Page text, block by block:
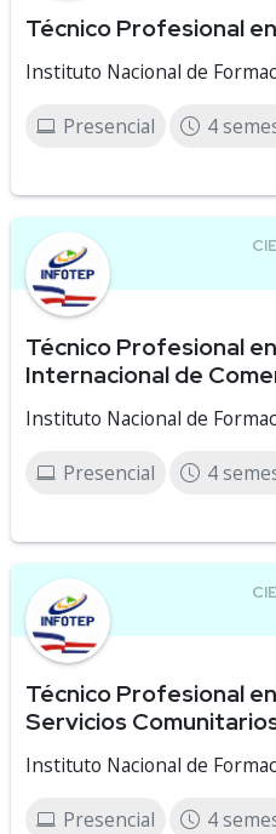
Técnico Profesional
Instituto Nacional de
Presencial 4
Técnico Profesional
Internacional de
Instituto Nacional de
Presencial 4
Técnico Profesional
Servicios
Instituto Nacional de
Presencial 4